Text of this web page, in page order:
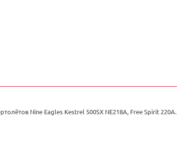
Nine Eagles Kestrel 500SX NE218A, Free Spirit 220A.